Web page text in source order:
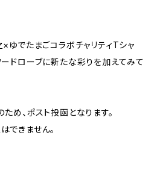
ゆでたまごコラボチャリティTシャ
ードローブに新たな彩りを加えてみて
め、ポスト投函となります。
できません。